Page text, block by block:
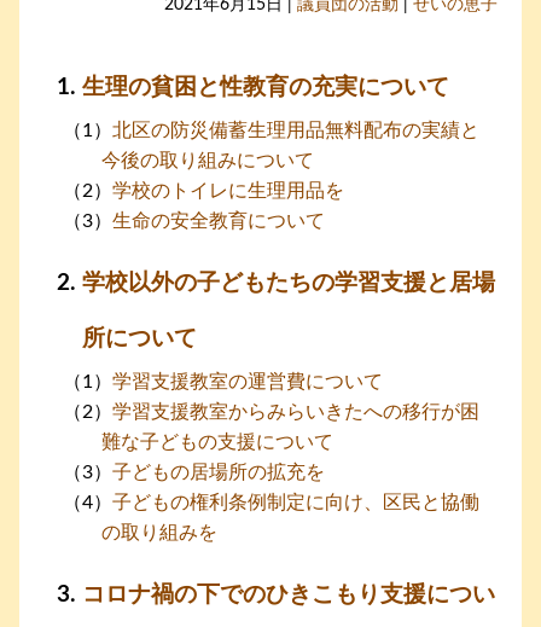
2021年6月15日 | 議員団の活動 せいの恵子
生理の貧困と性教育の充実について
北区の防災備蓄生理用品無料配布の実績と
今後の取り組みについて
学校のトイレに生理用品を
生命の安全教育について
学校以外の子どもたちの学習支援と居場
所について
学習支援教室の運営費について
学習支援教室からみらいきたへの移行が困
難な子どもの支援について
子どもの居場所の拡充を
子どもの権利条例制定に向け、区民と協働
の取り組みを
コロナ禍の下でのひきこもり支援につい